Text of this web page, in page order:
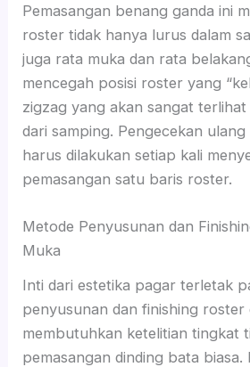
Pemasangan benang ganda ini
roster tidak hanya lurus dalam
juga rata muka dan rata
mencegah posisi roster yang
zigzag yang akan sangat terlihat
dari samping. Pengecekan
harus dilakukan setiap kali
pemasangan satu baris roster.
Metode Penyusunan dan
Muka
Inti dari estetika pagar terletak
penyusunan dan finishing roster
membutuhkan ketelitian tingkat
pemasangan dinding bata biasa.